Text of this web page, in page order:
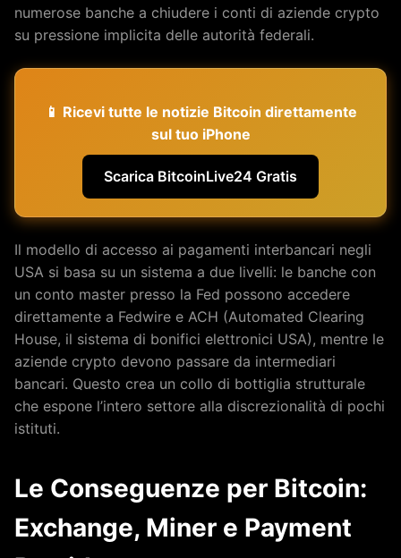
numerose banche a chiudere i conti di aziende crypto
su pressione implicita delle autorità federali.
📱 Ricevi tutte le notizie Bitcoin direttamente
sul tuo iPhone
Scarica BitcoinLive24 Gratis
Il modello di accesso ai pagamenti interbancari negli
USA si basa su un sistema a due livelli: le banche con
un conto master presso la Fed possono accedere
direttamente a Fedwire e ACH (Automated Clearing
House, il sistema di bonifici elettronici USA), mentre le
aziende crypto devono passare da intermediari
bancari. Questo crea un collo di bottiglia strutturale
che espone l’intero settore alla discrezionalità di pochi
istituti.
Le Conseguenze per Bitcoin:
Exchange, Miner e Payment